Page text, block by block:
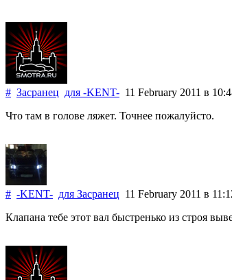
# Засранец для -KENT- 11 February 2011 в
Что там в голове ляжет. Точнее пожалуйсто.
# -KENT- для Засранец 11 February 2011 в
Клапана тебе этот вал быстренько из строя